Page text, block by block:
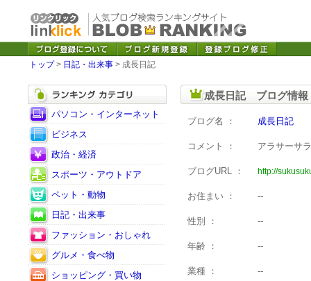
トップ> 日記・出来事 > 成長日記
パソコン・インターネット
ビジネス
政治・経済
スポーツ・アウトドア
ペット・動物
日記・出来事
ファッション・おしゃれ
グルメ・食べ物
ショッピング・買い物
成長日記 ブログ情報
ブログ名 ： 成長日記
コメント ： アラサーサ
ブログURL ： http://
お住まい ： --
性別 ： --
年齢 ： --
業種 ： --